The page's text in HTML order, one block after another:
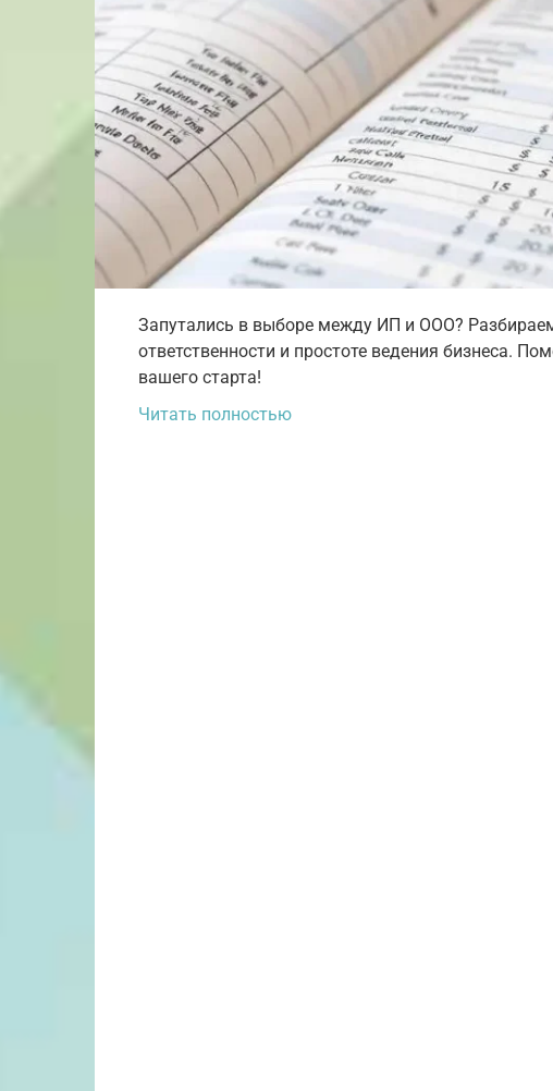
Запутались в выборе между ИП и ООО?
ответственности и простоте ведения бизнеса.
вашего старта!
Читать полностью